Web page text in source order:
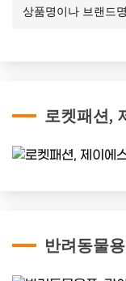
로켓패션,
반려동물